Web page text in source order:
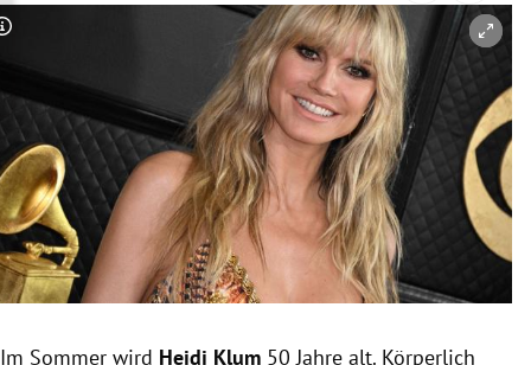
Untermenü
Untermenü
Untermenü
Untermenü
Untermenü
Untermenü
Untermenü
Copyright-Hinweis öffnen/schließen
Im Sommer wird Heidi Klum 50 Jahre alt. Körperlich